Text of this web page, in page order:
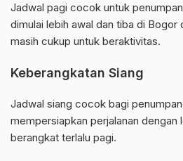
Jadwal pagi cocok untuk
dimulai lebih awal dan tiba di Bogor
masih cukup untuk beraktivitas.
Keberangkatan Siang
Jadwal siang cocok bagi
mempersiapkan perjalanan dengan
berangkat terlalu pagi.